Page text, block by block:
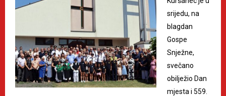
srijedu, na
blagdan
Gospe
Snježne,
svečano
obilježio Dan
mjesta i 559.